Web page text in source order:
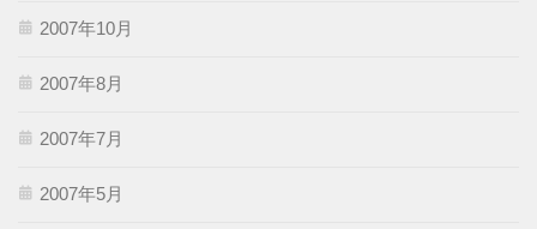
2007年10月
2007年8月
2007年7月
2007年5月